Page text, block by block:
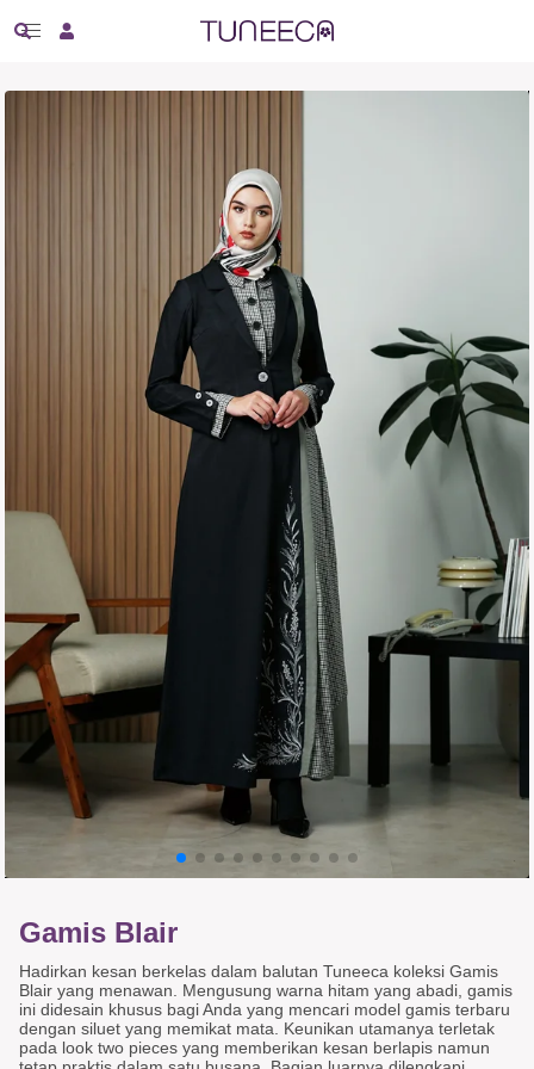
Gamis Blair
Hadirkan kesan berkelas dalam balutan Tuneeca koleksi Gamis
Blair yang menawan. Mengusung warna hitam yang abadi, gamis
ini didesain khusus bagi Anda yang mencari model gamis terbaru
dengan siluet yang memikat mata. Keunikan utamanya terletak
pada look two pieces yang memberikan kesan berlapis namun